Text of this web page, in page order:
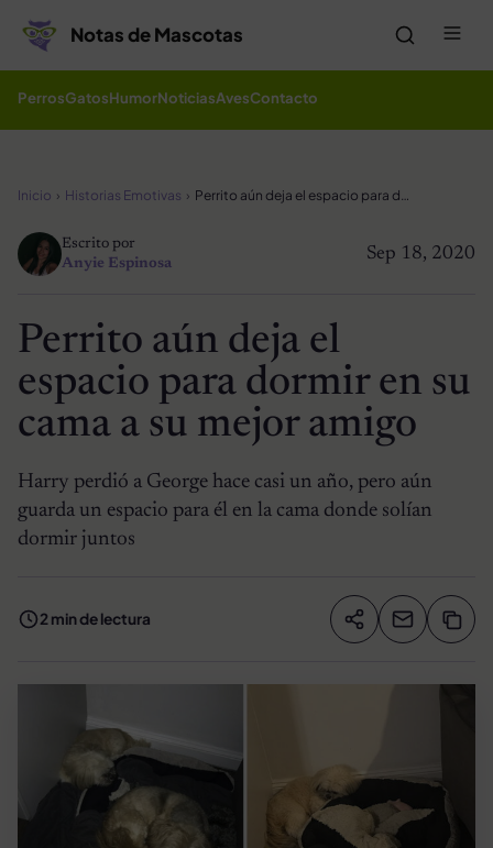
Notas de Mascotas
PerrosGatosHumorNoticiasAvesContacto
Inicio Historias Emotivas Perrito aún deja el espacio para dormir en su cama a su mejor amigo
Sep 18, 2020
Escrito por
Anyie Espinosa
Perrito aún deja el
espacio para dormir en su
cama a su mejor amigo
Harry perdió a George hace casi un año, pero aún
guarda un espacio para él en la cama donde solían
dormir juntos
2 min de lectura Compartir